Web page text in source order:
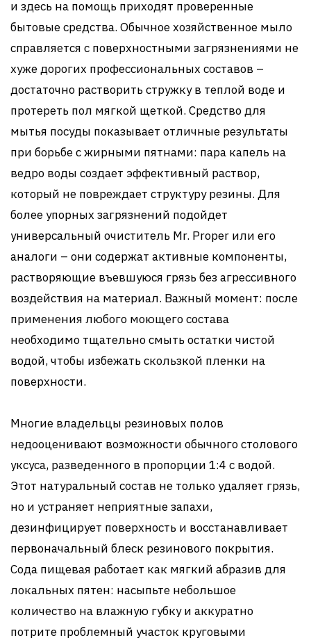
и здесь на помощь приходят проверенные
бытовые средства. Обычное хозяйственное мыло
справляется с поверхностными загрязнениями не
хуже дорогих профессиональных составов –
достаточно растворить стружку в теплой воде и
протереть пол мягкой щеткой. Средство для
мытья посуды показывает отличные результаты
при борьбе с жирными пятнами: пара капель на
ведро воды создает эффективный раствор,
который не повреждает структуру резины. Для
более упорных загрязнений подойдет
универсальный очиститель Mr. Proper или его
аналоги – они содержат активные компоненты,
растворяющие въевшуюся грязь без агрессивного
воздействия на материал. Важный момент: после
применения любого моющего состава
необходимо тщательно смыть остатки чистой
водой, чтобы избежать скользкой пленки на
поверхности.
Многие владельцы резиновых полов
недооценивают возможности обычного столового
уксуса, разведенного в пропорции 1:4 с водой.
Этот натуральный состав не только удаляет грязь,
но и устраняет неприятные запахи,
дезинфицирует поверхность и восстанавливает
первоначальный блеск резинового покрытия.
Сода пищевая работает как мягкий абразив для
локальных пятен: насыпьте небольшое
количество на влажную губку и аккуратно
потрите проблемный участок круговыми